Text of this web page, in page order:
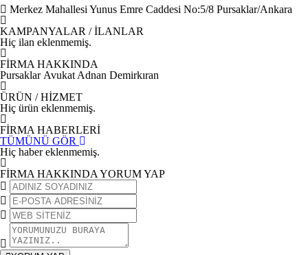
Merkez Mahallesi Yunus Emre Caddesi No:5/8 Pursaklar/Ankara
KAMPANYALAR / İLANLAR
Hiç ilan eklenmemiş.
FİRMA HAKKINDA
Pursaklar Avukat Adnan Demirkıran
ÜRÜN / HİZMET
Hiç ürün eklenmemiş.
FİRMA HABERLERİ
TÜMÜNÜ GÖR
Hiç haber eklenmemiş.
FİRMA HAKKINDA YORUM YAP